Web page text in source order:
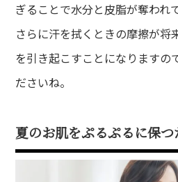
ぎることで水分と皮脂が奪われ
さらに汗を拭くときの摩擦が将
を引き起こすことになりますの
ださいね。
夏のお肌をぷるぷるに保